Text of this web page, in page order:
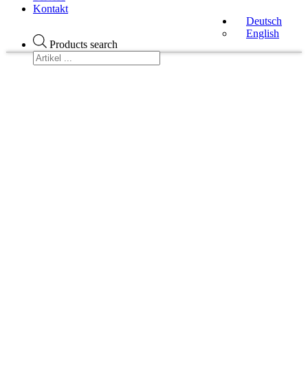
Kontakt
Products search
Deutsch
English